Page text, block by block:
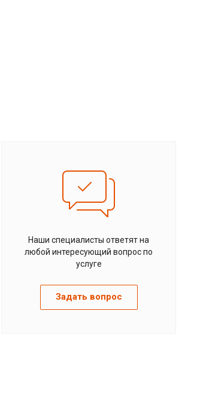
Наши специалисты ответят на
любой интересующий вопрос по
услуге
Задать вопрос